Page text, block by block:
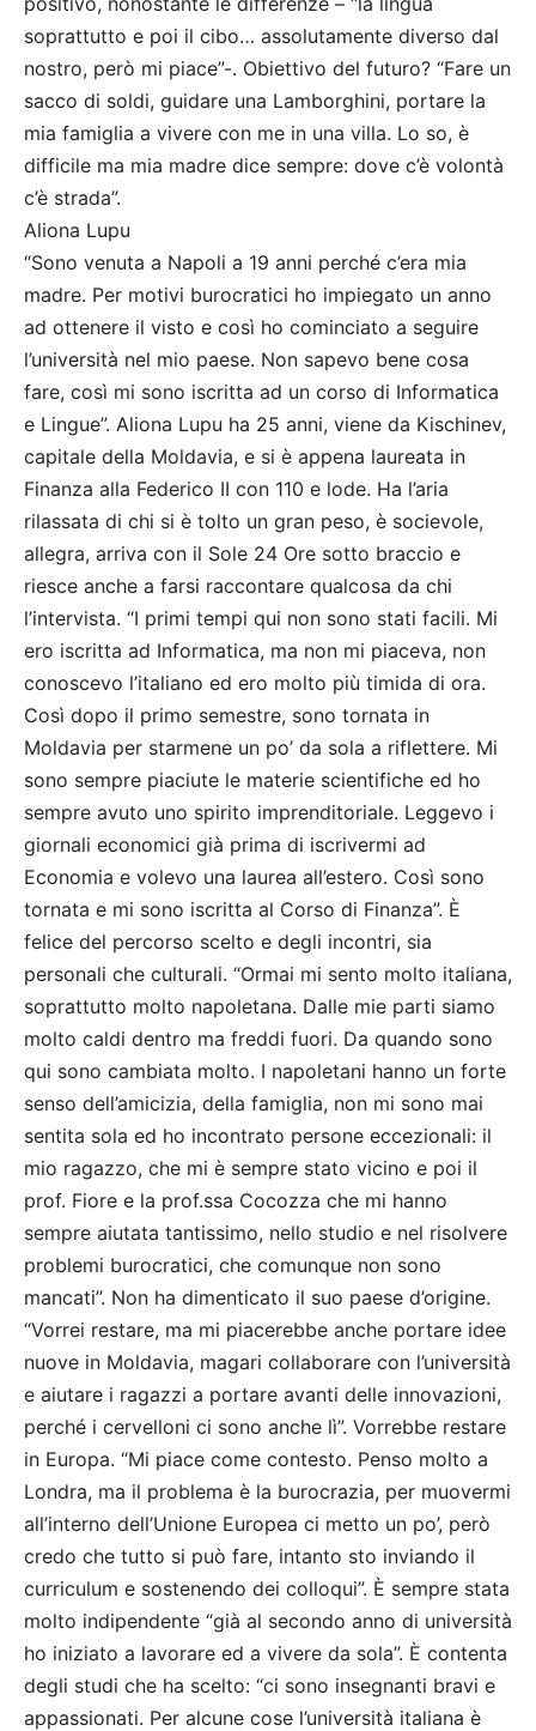
soprattutto e poi il cibo… assolutamente diverso dal
nostro, però mi piace”-. Obiettivo del futuro? “Fare un
sacco di soldi, guidare una Lamborghini, portare la
mia famiglia a vivere con me in una villa. Lo so, è
difficile ma mia madre dice sempre: dove c’è volontà
c’è strada”.
Aliona Lupu
“Sono venuta a Napoli a 19 anni perché c’era mia
madre. Per motivi burocratici ho impiegato un anno
ad ottenere il visto e così ho cominciato a seguire
l’università nel mio paese. Non sapevo bene cosa
fare, così mi sono iscritta ad un corso di Informatica
e Lingue”. Aliona Lupu ha 25 anni, viene da Kischinev,
capitale della Moldavia, e si è appena laureata in
Finanza alla Federico II con 110 e lode. Ha l’aria
rilassata di chi si è tolto un gran peso, è socievole,
allegra, arriva con il Sole 24 Ore sotto braccio e
riesce anche a farsi raccontare qualcosa da chi
l’intervista. “I primi tempi qui non sono stati facili. Mi
ero iscritta ad Informatica, ma non mi piaceva, non
conoscevo l’italiano ed ero molto più timida di ora.
Così dopo il primo semestre, sono tornata in
Moldavia per starmene un po’ da sola a riflettere. Mi
sono sempre piaciute le materie scientifiche ed ho
sempre avuto uno spirito imprenditoriale. Leggevo i
giornali economici già prima di iscrivermi ad
Economia e volevo una laurea all’estero. Così sono
tornata e mi sono iscritta al Corso di Finanza”. È
felice del percorso scelto e degli incontri, sia
personali che culturali. “Ormai mi sento molto italiana,
soprattutto molto napoletana. Dalle mie parti siamo
molto caldi dentro ma freddi fuori. Da quando sono
qui sono cambiata molto. I napoletani hanno un forte
senso dell’amicizia, della famiglia, non mi sono mai
sentita sola ed ho incontrato persone eccezionali: il
mio ragazzo, che mi è sempre stato vicino e poi il
prof. Fiore e la prof.ssa Cocozza che mi hanno
sempre aiutata tantissimo, nello studio e nel risolvere
problemi burocratici, che comunque non sono
mancati”. Non ha dimenticato il suo paese d’origine.
“Vorrei restare, ma mi piacerebbe anche portare idee
nuove in Moldavia, magari collaborare con l’università
e aiutare i ragazzi a portare avanti delle innovazioni,
perché i cervelloni ci sono anche lì”. Vorrebbe restare
in Europa. “Mi piace come contesto. Penso molto a
Londra, ma il problema è la burocrazia, per muovermi
all’interno dell’Unione Europea ci metto un po’, però
credo che tutto si può fare, intanto sto inviando il
curriculum e sostenendo dei colloqui”. È sempre stata
molto indipendente “già al secondo anno di università
ho iniziato a lavorare ed a vivere da sola”. È contenta
degli studi che ha scelto: “ci sono insegnanti bravi e
appassionati. Per alcune cose l’università italiana è